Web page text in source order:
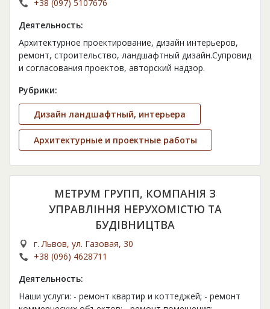
+38 (097) 5107676
Деятельность:
Архитектурное проектирование, дизайн интерьеров,
ремонт, строительство, ландшафтный дизайн.Супровид
и согласования проектов, авторский надзор.
Рубрики:
Дизайн ландшафтный, интерьера
Архитектурные и проектные работы
МЕТРУМ ГРУПП, КОМПАНІЯ З
УПРАВЛІННЯ НЕРУХОМІСТЮ ТА
БУДІВНИЦТВА
г. Львов, ул. Газовая, 30
+38 (096) 4628711
Деятельность:
Наши услуги: - ремонт квартир и коттеджей; - ремонт